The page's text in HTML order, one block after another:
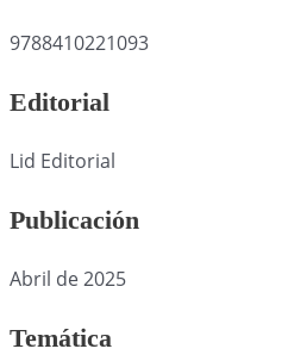
9788410221093
Editorial
Lid Editorial
Publicación
Abril de 2025
Temática